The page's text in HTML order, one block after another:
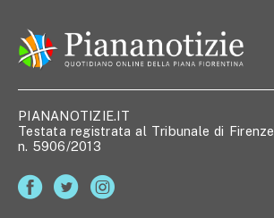
PIANANOTIZIE.IT
Testata registrata al Tribunale di Firenze,
n. 5906/2013